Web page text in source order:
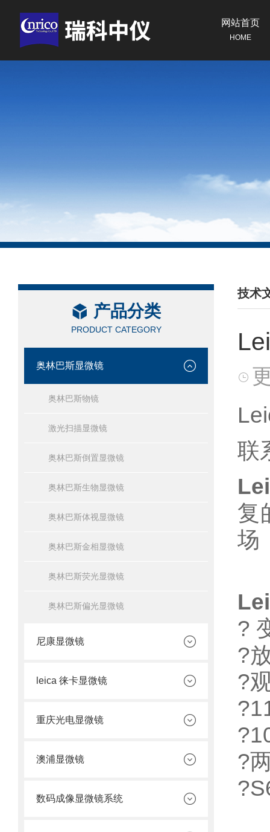
网站首页
HOME
产品分类
PRODUCT CATEGORY
奥林巴斯显微镜
奥林巴斯物镜
激光扫描显微镜
奥林巴斯倒置显微镜
奥林巴斯生物显微镜
奥林巴斯体视显微镜
奥林巴斯金相显微镜
奥林巴斯荧光显微镜
奥林巴斯偏光显微镜
尼康显微镜
leica 徕卡显微镜
重庆光电显微镜
澳浦显微镜
数码成像显微镜系统
技术
/
联
复
场
?
?
?
?